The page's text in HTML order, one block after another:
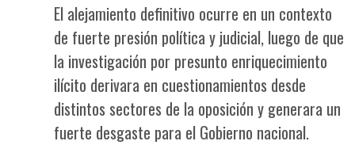
El alejamiento definitivo ocurre en un contexto
de fuerte presión política y judicial, luego de que
la investigación por presunto enriquecimiento
ilícito derivara en cuestionamientos desde
distintos sectores de la oposición y generara un
fuerte desgaste para el Gobierno nacional.